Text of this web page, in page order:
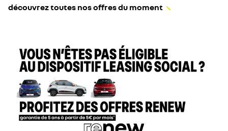
découvrez toutes nos offres du moment